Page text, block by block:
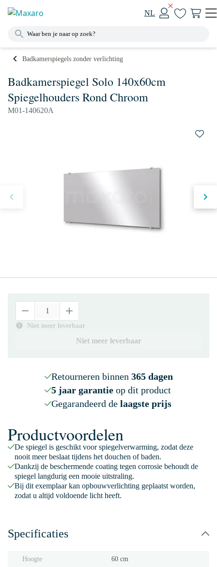
NL
Badkamerspiegels zonder verlichting
Badkamerspiegel Solo 140x60cm
Spiegelhouders Rond Chroom
M01-140620A
Niet meer leverbaar
Niet meer leverbaar
Retourneren binnen 365 dagen
5 jaar garantieop dit product
Gegarandeerd de laagste prijs
Productvoordelen
De spiegel is geschikt voor spiegelverwarming, zodat deze
nooit meer beslaat tijdens het douchen of baden.
Dankzij de beschermende coating tegen corrosie behoudt de
spiegel langdurig een mooie uitstraling.
Bij dit exemplaar kan opbouwverlichting geplaatst worden,
zodat u altijd voldoende licht heeft.
Specificaties
Hoogte 60 cm